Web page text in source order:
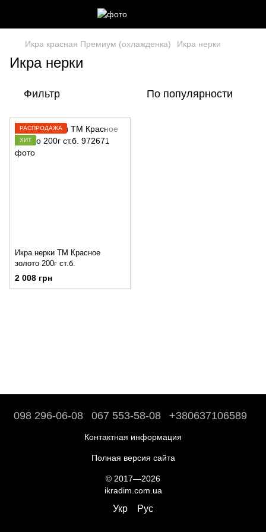
Икра красная Премиум (охлажденка) Икра нерки
Икра нерки
Фильтр По популярности
РАСПРОДАЖА
ХИТ
Икра нерки ТМ Красное
золото 200г ст.б.
2 008 грн
098 296-06-08 067 553-58-08 +380637106589
Контактная информация
Полная версия сайта
© 2017—2026
ikradim.com.ua
Укр Рус